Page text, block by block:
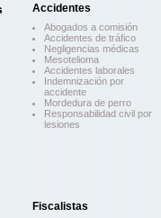
Accidentes
Abogados a comisión
Accidentes de tráfico
Negligencias médicas
Mesotelioma
Accidentes laborales
Indemnización por
accidente
Mordedura de perro
Responsabilidad civil por
lesiones
Fiscalistas